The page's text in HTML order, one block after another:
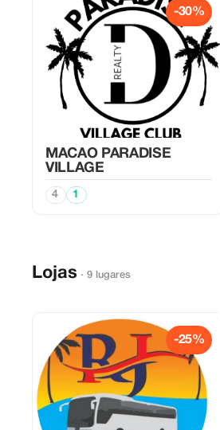
-30%
MACAO PARADISE
VILLAGE
4 1
Lojas · 9 lugares
-25%